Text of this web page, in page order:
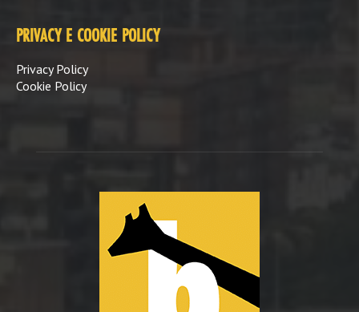
PRIVACY E COOKIE POLICY
Privacy Policy
Cookie Policy